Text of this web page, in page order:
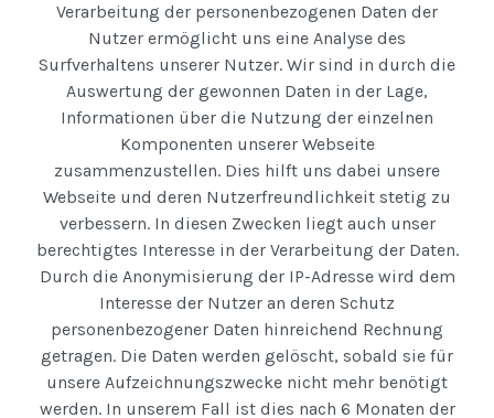
Verarbeitung der personenbezogenen Daten der
Nutzer ermöglicht uns eine Analyse des
Surfverhaltens unserer Nutzer. Wir sind in durch die
Auswertung der gewonnen Daten in der Lage,
Informationen über die Nutzung der einzelnen
Komponenten unserer Webseite
zusammenzustellen. Dies hilft uns dabei unsere
Webseite und deren Nutzerfreundlichkeit stetig zu
verbessern. In diesen Zwecken liegt auch unser
berechtigtes Interesse in der Verarbeitung der Daten.
Durch die Anonymisierung der IP-Adresse wird dem
Interesse der Nutzer an deren Schutz
personenbezogener Daten hinreichend Rechnung
getragen. Die Daten werden gelöscht, sobald sie für
unsere Aufzeichnungszwecke nicht mehr benötigt
werden. In unserem Fall ist dies nach 6 Monaten der